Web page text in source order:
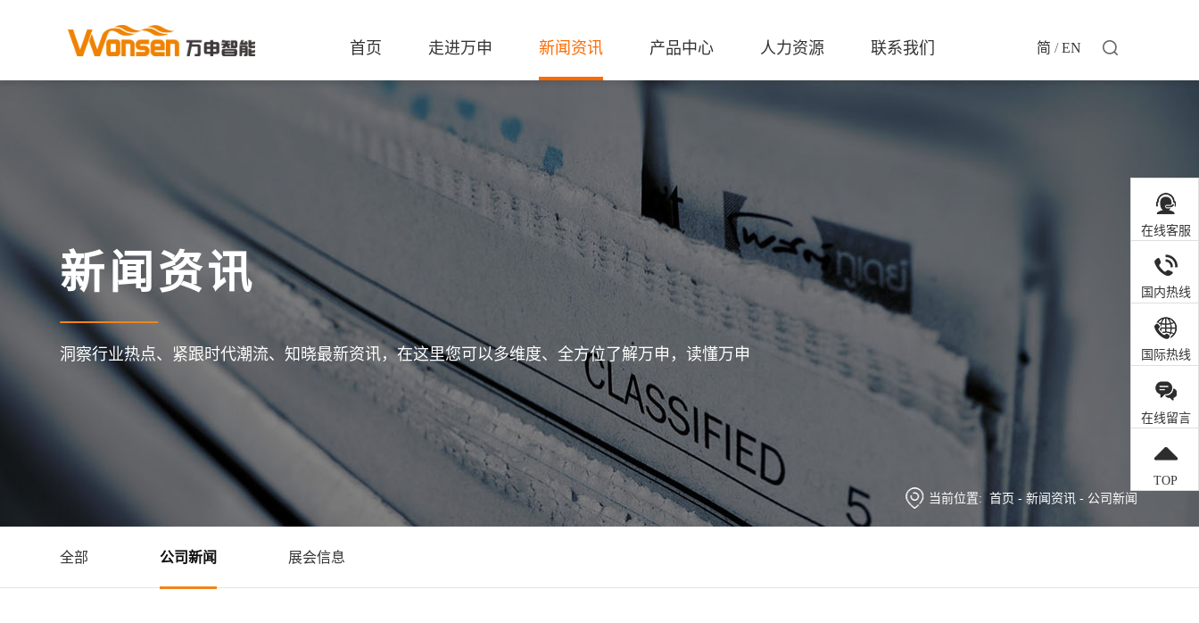
简 /EN
首页 走进万申 新闻资讯 产品中心 人力资源 联系我们
新闻资讯
洞察行业热点、紧跟时代潮流、知晓最新资讯，在这里您可以多维度、全方位了解万申，读懂万申
当前位置: 首页 - 新闻资讯 - 公司新闻
全部 公司新闻 展会信息
在线客服
国内热线
国际热线
在线留言
TOP